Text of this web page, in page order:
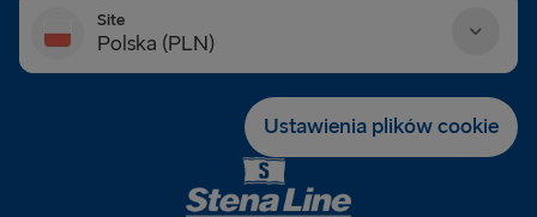
Site
Polska (PLN)
Ustawienia plików cookie